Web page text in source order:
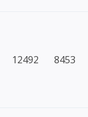
12492 8453